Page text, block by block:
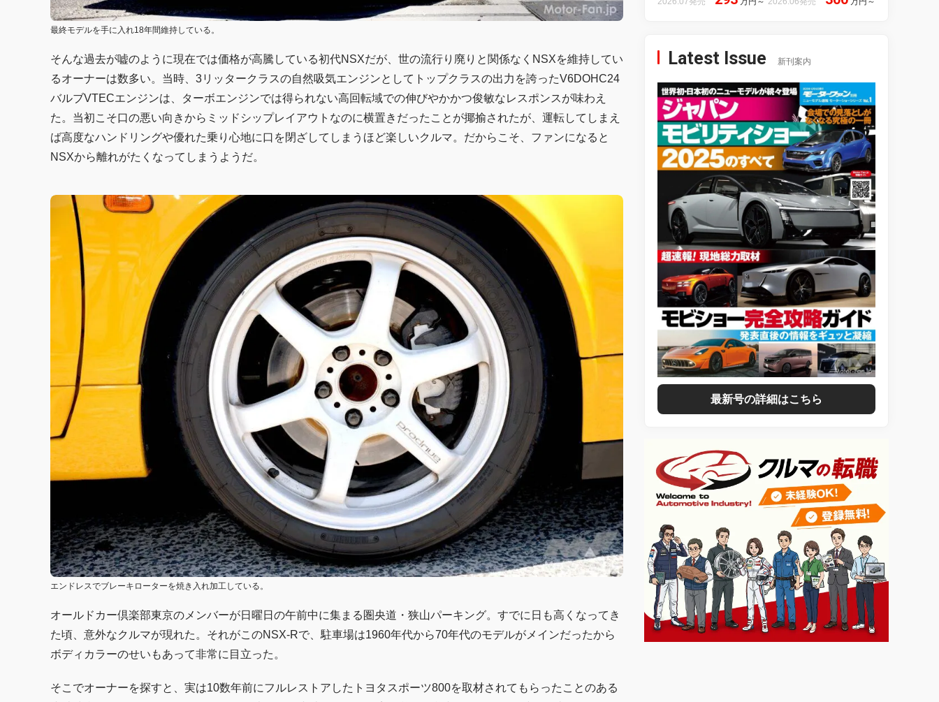
最終モデルを手に入れ18年間維持している。
そんな過去が嘘のように現在では価格が高騰している初代NSXだが、世の流行り廃りと関係なくNSXを維持してい
るオーナーは数多い。当時、3リッタークラスの自然吸気エンジンとしてトップクラスの出力を誇ったV6DOHC24
バルブVTECエンジンは、ターボエンジンでは得られない高回転域での伸びやかかつ俊敏なレスポンスが味わえ
た。当初こそ口の悪い向きからミッドシップレイアウトなのに横置きだったことが揶揄されたが、運転してしまえ
ば高度なハンドリングや優れた乗り心地に口を閉ざしてしまうほど楽しいクルマ。だからこそ、ファンになると
NSXから離れがたくなってしまうようだ。
エンドレスでブレーキローターを焼き入れ加工している。
オールドカー倶楽部東京のメンバーが日曜日の午前中に集まる圏央道・狭山パーキング。すでに日も高くなってき
た頃、意外なクルマが現れた。それがこのNSX-Rで、駐車場は1960年代から70年代のモデルがメインだったから
ボディカラーのせいもあって非常に目立った。
そこでオーナーを探すと、実は10数年前にフルレストアしたトヨタスポーツ800を取材されてもらったことのある
Latest Issue 新刊案内
最新号の詳細はこちら